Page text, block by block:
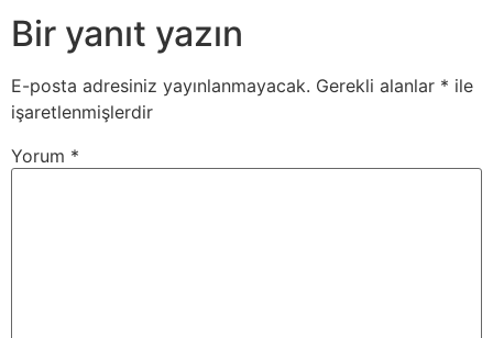
Bir yanıt yazın
E-posta adresiniz yayınlanmayacak. Gerekli alanlar * ile
işaretlenmişlerdir
Yorum *